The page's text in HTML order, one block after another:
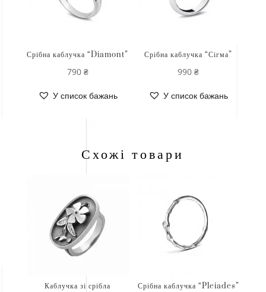
Срібна каблучка “Diamont”
790 ₴
У список бажань
Срібна каблучка “Сігма”
990₴
У список бажань
Схожі товари
Каблучка зі срібла
Срібна каблучка “Pleiades”